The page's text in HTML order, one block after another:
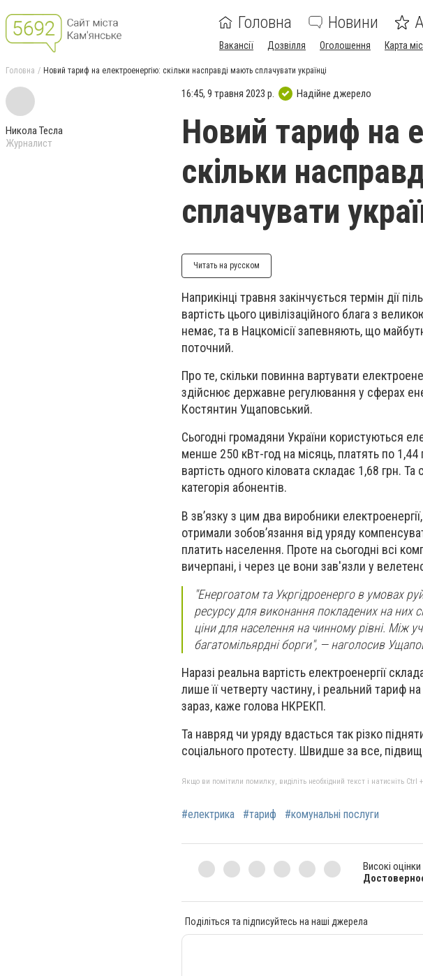
Головна Новини
Вакансії Дозвілля Оголошення Карта
Головна Новий тариф на електроенергію: скільки насправді мають сплачувати українці
Никола Тесла
Журналист
16:45, 9 травня 2023 р. Надійне джерело
Новий тариф на
скільки
сплачувати
Читать на русском
Наприкінці травня закінчується термін дії
вартість цього цивілізаційного блага з
немає, та в Нацкомісії запевняють, що
поточний.
Про те, скільки повинна вартувати
здійснює державне регулювання у сферах
Костянтин Ущаповський.
Сьогодні громадяни України користуються
менше 250 кВт-год на місяць, платять по
вартість одного кіловата складає 1,68 грн.
категорія абонентів.
В зв’язку з цим два виробники
отримали зобов’язання від уряду
платить населення. Проте на сьогодні всі
вичерпані, і через це вони зав'язли у
"Енергоатом та Укргідроенерго в умовах
ресурсу для виконання покладених на них
ціни для населення на чинному рівні. Між
багатомільярдні борги", — наголосив
Наразі реальна вартість електроенергії
лише її четверту частину, і реальний тариф
зараз, каже голова НКРЕКП.
Та навряд чи уряду вдасться так різко
соціального протесту. Швидше за все,
Якщо ви помітили помилку, виділіть необхідний текст і натисніть
#електрика #тариф #комунальні послуги
Високі
Поділіться та підписуйтесь на наші джерела